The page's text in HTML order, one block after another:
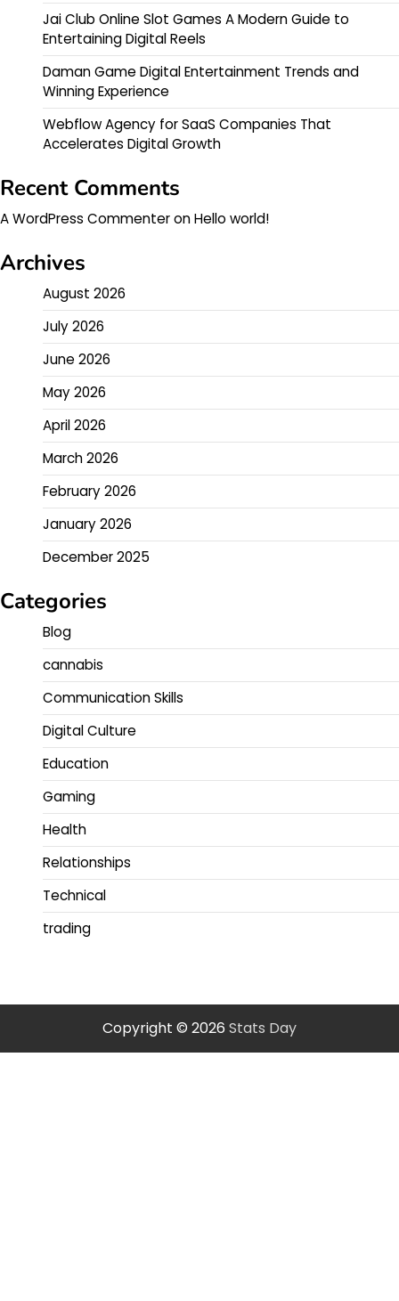
Jai Club Online Slot Games A Modern Guide to
Entertaining Digital Reels
Daman Game Digital Entertainment Trends and
Winning Experience
Webflow Agency for SaaS Companies That
Accelerates Digital Growth
Recent Comments
A WordPress CommenteronHello world!
Archives
August 2026
July 2026
June 2026
May 2026
April 2026
March 2026
February 2026
January 2026
December 2025
Categories
Blog
cannabis
Communication Skills
Digital Culture
Education
Gaming
Health
Relationships
Technical
trading
Copyright © 2026 Stats Day